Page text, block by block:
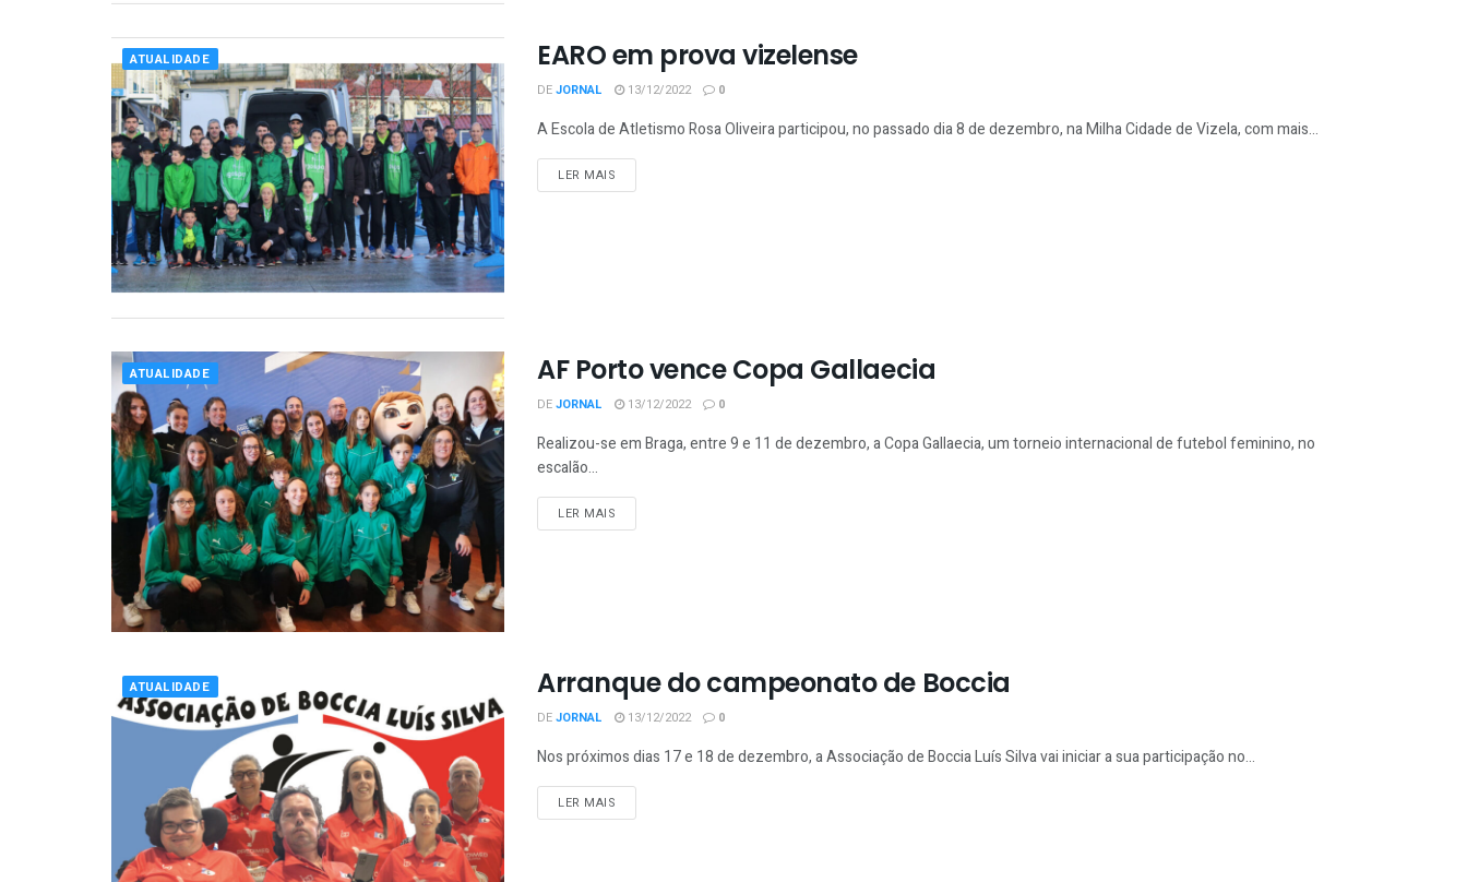
ATUALIDADE EARO em prova vizelense
DEJORNAL 13/12/2022 0
A Escola de Atletismo Rosa Oliveira participou, no passado dia 8 de dezembro, na Milha Cidade de Vizela, com mais...
LER MAIS
ATUALIDADE AF Porto vence Copa Gallaecia
DEJORNAL 13/12/2022 0
Realizou-se em Braga, entre 9 e 11 de dezembro, a Copa Gallaecia, um torneio internacional de futebol feminino, no
escalão...
LER MAIS
ATUALIDADE Arranque do campeonato de Boccia
DEJORNAL 13/12/2022 0
Nos próximos dias 17 e 18 de dezembro, a Associação de Boccia Luís Silva vai iniciar a sua participação no...
LER MAIS